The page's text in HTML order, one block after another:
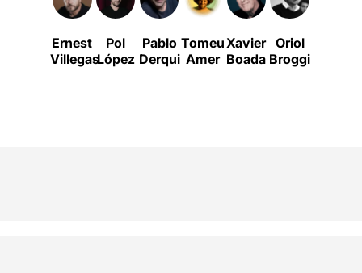
Ernest
Villegas
Pol
López
Pablo
Derqui
Tomeu
Amer
Xavier
Boada
Oriol
Broggi